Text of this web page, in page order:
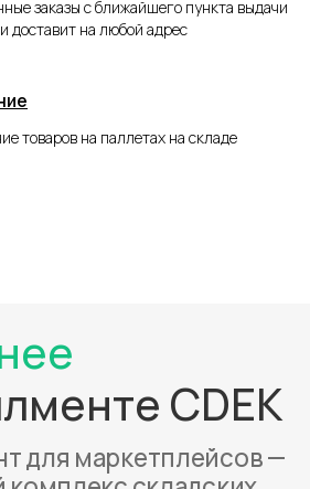
заказы с ближайшего пункта выдачи
доставит на любой адрес
товаров на паллетах на складе